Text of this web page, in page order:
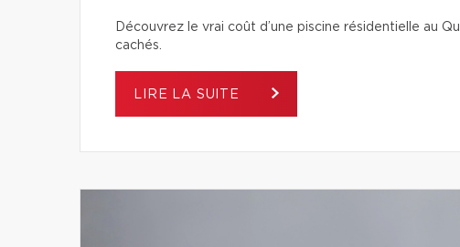
Découvrez le vrai coût d’une piscine résidentielle au
cachés.
LIRE LA SUITE